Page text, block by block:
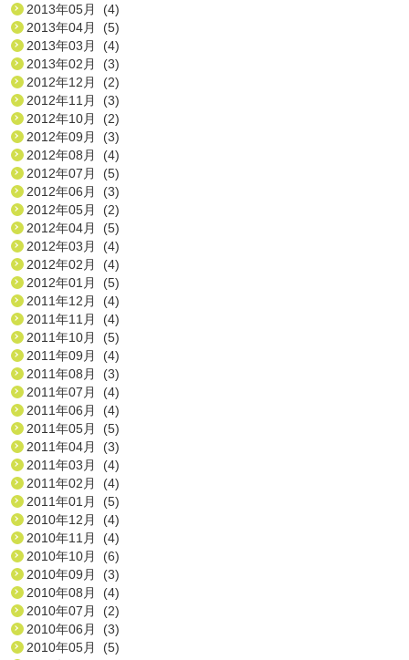
2013年05月 (4)
2013年04月 (5)
2013年03月 (4)
2013年02月 (3)
2012年12月 (2)
2012年11月 (3)
2012年10月 (2)
2012年09月 (3)
2012年08月 (4)
2012年07月 (5)
2012年06月 (3)
2012年05月 (2)
2012年04月 (5)
2012年03月 (4)
2012年02月 (4)
2012年01月 (5)
2011年12月 (4)
2011年11月 (4)
2011年10月 (5)
2011年09月 (4)
2011年08月 (3)
2011年07月 (4)
2011年06月 (4)
2011年05月 (5)
2011年04月 (3)
2011年03月 (4)
2011年02月 (4)
2011年01月 (5)
2010年12月 (4)
2010年11月 (4)
2010年10月 (6)
2010年09月 (3)
2010年08月 (4)
2010年07月 (2)
2010年06月 (3)
2010年05月 (5)